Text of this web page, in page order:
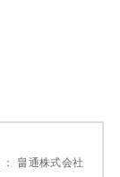
： 畠通株式会社